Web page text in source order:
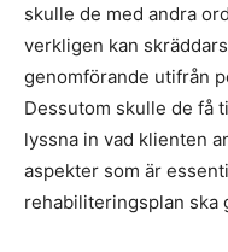
skulle de med andra
verkligen kan
genomförande utifrån
Dessutom skulle de få
lyssna in vad klienten
aspekter som är
rehabiliteringsplan ska